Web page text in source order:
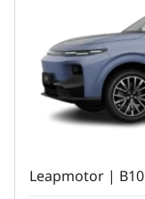
Leapmotor | B10